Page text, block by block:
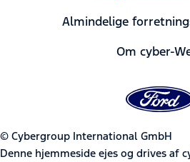
Almindelige
Om cyber-
© Cybergroup International GmbH
Denne hjemmeside ejes og drives af